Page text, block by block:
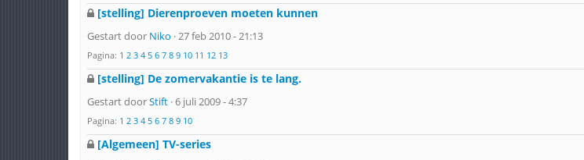
[stelling] Dierenproeven moeten kunnen
Gestart door Niko · 27 feb 2010 - 21:13
Pagina: 1 2 3 4 5 6 7 8 9 10 11 12 13
[stelling] De zomervakantie is te lang.
Gestart doorStift · 6 juli 2009 - 4:37
Pagina: 1 2 3 4 5 6 7 8 9 10
[Algemeen] TV-series